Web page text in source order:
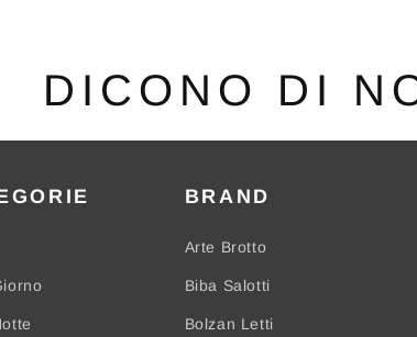
DICONO DI
BRAND
Arte Brotto
Biba Salotti
Bolzan Letti